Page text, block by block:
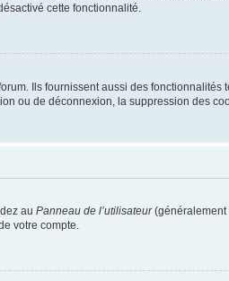
cette fonctionnalité.
Ils fournissent aussi des
ou de déconnexion, la suppression des
au Panneau de l’utilisateur(généralement
votre compte.